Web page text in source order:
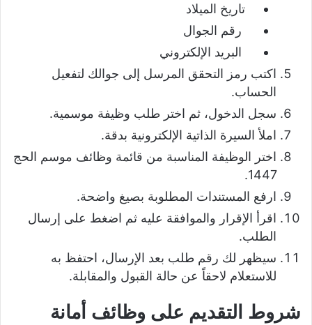
تاريخ الميلاد
رقم الجوال
البريد الإلكتروني
اكتب رمز التحقق المرسل إلى جوالك لتفعيل
الحساب.
سجل الدخول، ثم اختر طلب وظيفة موسمية.
املأ السيرة الذاتية الإلكترونية بدقة.
اختر الوظيفة المناسبة من قائمة وظائف موسم الحج
1447.
ارفع المستندات المطلوبة بصيغ واضحة.
اقرأ الإقرار والموافقة عليه ثم اضغط على إرسال
الطلب.
سيظهر لك رقم طلب بعد الإرسال، احتفظ به
للاستعلام لاحقاً عن حالة القبول والمقابلة.
شروط التقديم على وظائف أمانة